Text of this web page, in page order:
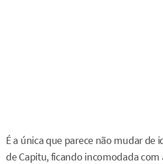
É a única que parece não mudar de
de Capitu, ficando incomodada com